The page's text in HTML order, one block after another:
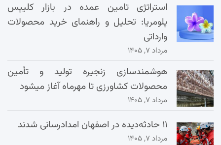
استراتژی تامین عمده در بازار کلیپس
پلومریا: تحلیل و راهنمای خرید محصولات
وارداتی
مرداد ۷, ۱۴۰۵
هوشمندسازی زنجیره تولید و تأمین
محصولات کشاورزی تا مهرماه آغاز میشود
مرداد ۷, ۱۴۰۵
۱۱ حادثه‌دیده در اصفهان امدادرسانی شدند
مرداد ۷, ۱۴۰۵